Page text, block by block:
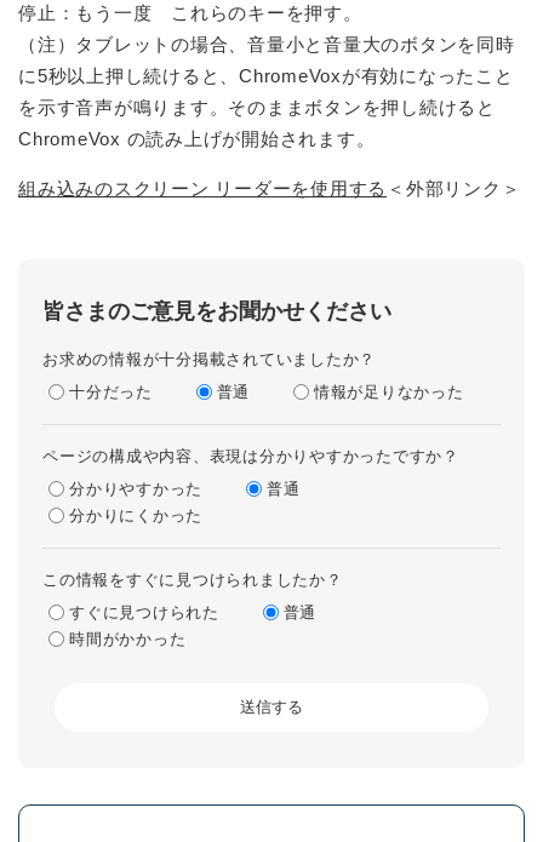
停止：もう一度 これらのキーを押す。
（注）タブレットの場合、音量小と音量大のボタンを同時
に5秒以上押し続けると、ChromeVoxが有効になったこと
を示す音声が鳴ります。そのままボタンを押し続けると
ChromeVox の読み上げが開始されます。
組み込みのスクリーン リーダーを使用する ＜外部リンク＞
皆さまのご意見をお聞かせください
お求めの情報が十分掲載されていましたか？
十分だった
普通 情報が足りなかった
ページの構成や内容、表現は分かりやすかったですか？
分かりやすかった
普通
分かりにくかった
この情報をすぐに見つけられましたか？
すぐに見つけられた
普通
時間がかかった